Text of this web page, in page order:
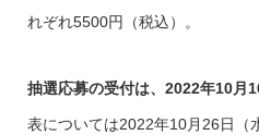
れぞれ5500円（税込）。
抽選応募の受付は、2022年10月
表については2022年10月26日（